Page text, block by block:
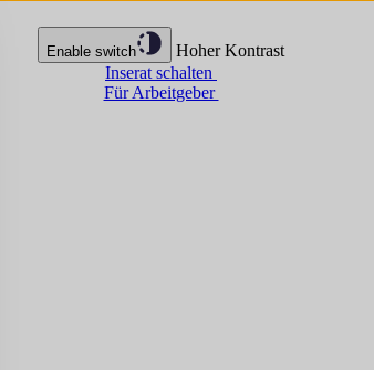
Enable switch
Hoher Kontrast
Inserat schalten
Für Arbeitgeber